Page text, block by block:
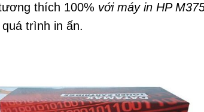
thích 100% với máy in HP
trình in ấn.